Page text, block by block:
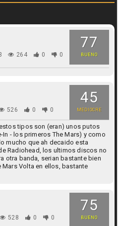
77
BUENO
264 0 0
45
MEDIOCRE
526 0 0
tipos son (eran) unos putos
- los primeros The Mars) y como
mucho que ah decaido esta
Radiohead, los ultimos discos no
otra banda, serian bastante bien
Volta en ellos, bastante
75
BUENO
528 0 0